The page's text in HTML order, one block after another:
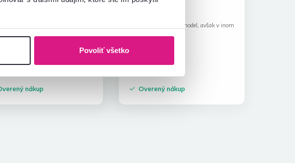
Povoliť všetko
Slovensko
nákup
Rumunsko
Recenzia pre rovnaký model, avšak v inom
prevedení.
Overený nákup